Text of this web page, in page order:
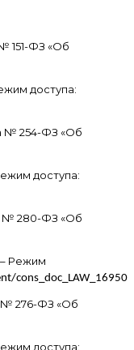
151-ФЗ «Об
доступа:
№ 254-ФЗ «Об
доступа:
№ 280-ФЗ «Об
– Режим
cons_doc_LAW_169502
№ 276-ФЗ «Об
доступа: